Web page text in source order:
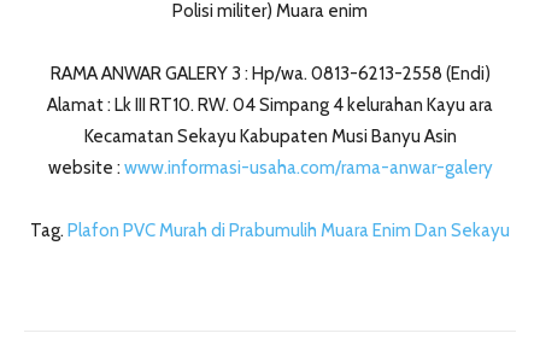
Polisi militer) Muara enim
RAMA ANWAR GALERY 3 : Hp/wa. 0813-6213-2558 (Endi)
Alamat : Lk III RT10. RW. 04 Simpang 4 kelurahan Kayu ara
Kecamatan Sekayu Kabupaten Musi Banyu Asin
website : www.informasi-usaha.com/rama-anwar-galery
Tag. Plafon PVC Murah di Prabumulih Muara Enim Dan Sekayu